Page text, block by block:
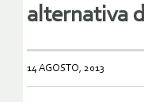
alternativa
14 AGOSTO, 2013